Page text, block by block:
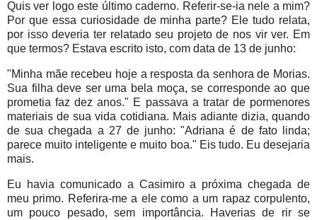
Quis ver logo este último caderno. Referir-se-ia nele a mim?
Por que essa curiosidade de minha parte? Ele tudo relata,
por isso deveria ter relatado seu projeto de nos vir ver. Em
que termos? Estava escrito isto, com data de 13 de junho:
"Minha mãe recebeu hoje a resposta da senhora de Morias.
Sua filha deve ser uma bela moça, se corresponde ao que
prometia faz dez anos." E passava a tratar de pormenores
materiais de sua vida cotidiana. Mais adiante dizia, quando
de sua chegada a 27 de junho: "Adriana é de fato linda;
parece muito inteligente e muito boa." Eis tudo. Eu desejaria
mais.
Eu havia comunicado a Casimiro a próxima chegada de
meu primo. Referira-me a ele como a um rapaz corpulento,
um pouco pesado, sem importância. Haverias de rir se